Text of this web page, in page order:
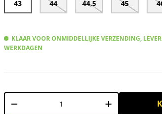
43 44 44,5 45
KLAAR VOOR ONMIDDELLIJKE VERZENDING,
WERKDAGEN
Aantal
- +